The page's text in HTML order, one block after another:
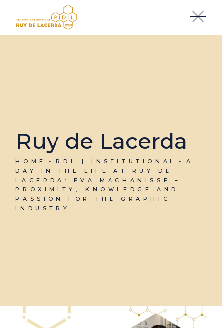
Ruy de Lacerda
HOME RDL | INSTITUTIONAL
A
DAY IN THE LIFE AT RUY DE
LACERDA: EVA MACHANISSE –
PROXIMITY, KNOWLEDGE AND
PASSION FOR THE GRAPHIC
INDUSTRY